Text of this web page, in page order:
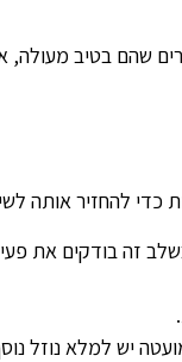
שהם בטיב מעולה,
כדי להחזיר אותה
זה בודקים את
יש למלא נוזל